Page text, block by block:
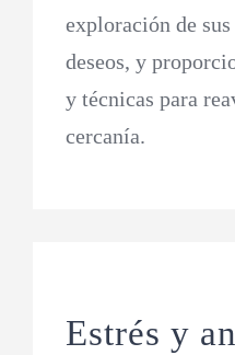
exploración de
deseos, y
y técnicas para
cercanía.
Estrés y